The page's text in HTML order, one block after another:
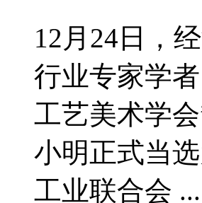
12月24日，
行业专家学
工艺美术学
小明正式当
工业联合会 ...